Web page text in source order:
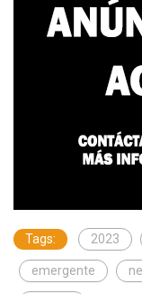
Tags: 2023
emergente